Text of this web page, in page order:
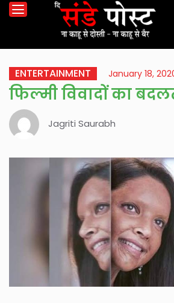
ENTERTAINMENT January 18,
फिल्मी विवादों का
Jagriti Saurabh